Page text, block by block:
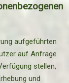
aufgeführten
auf Anfrage
stellen,
und